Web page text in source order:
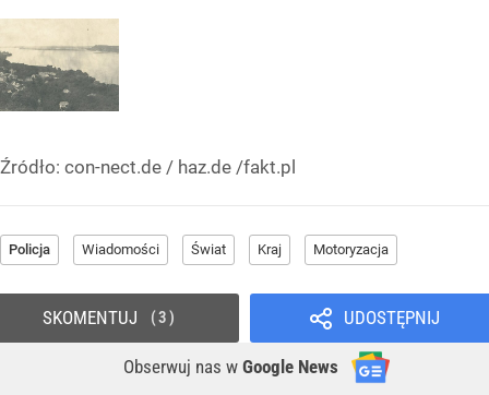
Źródło: con-nect.de / haz.de /fakt.pl
Policja Wiadomości Świat Kraj Motoryzacja
UDOSTĘPNIJ
Obserwuj nas w Google News
SKOMENTUJ 3